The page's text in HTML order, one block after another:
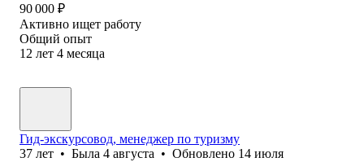
90 000 ₽
Активно ищет работу
Общий опыт
12 лет 4 месяца
Гид-экскурсовод, менеджер по туризму
37 лет • Была 4 августа • Обновлено 14 июля